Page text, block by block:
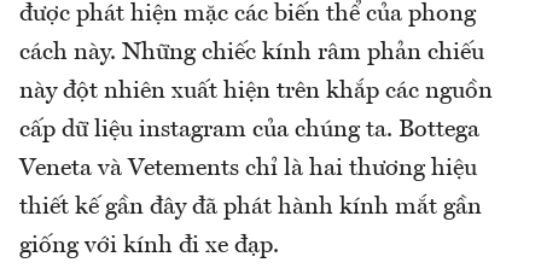
được phát hiện mặc các biến thể của phong
cách này. Những chiếc kính râm phản chiếu
này đột nhiên xuất hiện trên khắp các nguồn
cấp dữ liệu instagram của chúng ta. Bottega
Veneta và Vetements chỉ là hai thương hiệu
thiết kế gần đây đã phát hành kính mắt gần
giống với kính đi xe đạp.